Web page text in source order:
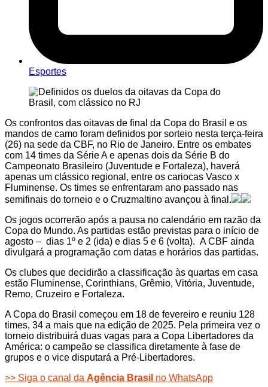
Esportes
Os confrontos das oitavas de final da Copa do Brasil e os
mandos de camo foram definidos por sorteio nesta terça-feira
(26) na sede da CBF, no Rio de Janeiro. Entre os embates
com 14 times da Série A e apenas dois da Série B do
Campeonato Brasileiro (Juventude e Fortaleza), haverá
apenas um clássico regional, entre os cariocas Vasco x
Fluminense. Os times se enfrentaram ano passado nas
semifinais do torneio e o Cruzmaltino avançou à final.
Os jogos ocorrerão após a pausa no calendário em razão da
Copa do Mundo. As partidas estão previstas para o início de
agosto – dias 1º e 2 (ida) e dias 5 e 6 (volta). A CBF ainda
divulgará a programação com datas e horários das partidas.
Os clubes que decidirão a classificação às quartas em casa
estão Fluminense, Corinthians, Grêmio, Vitória, Juventude,
Remo, Cruzeiro e Fortaleza.
A Copa do Brasil começou em 18 de fevereiro e reuniu 128
times, 34 a mais que na edição de 2025. Pela primeira vez o
torneio distribuirá duas vagas para a Copa Libertadores da
América: o campeão se classifica diretamente à fase de
grupos e o vice disputará a Pré-Libertadores.
>> Siga o canal da Agência Brasil no WhatsApp